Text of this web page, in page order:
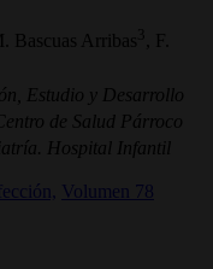
Bascuas Arribas 3
, F.
Estudio y Desarrollo
de Salud Párroco
Hospital Infantil
Volumen 78